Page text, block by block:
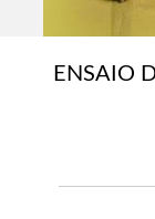
ENSAIO